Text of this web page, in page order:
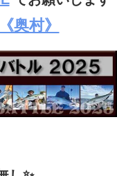
奥村》